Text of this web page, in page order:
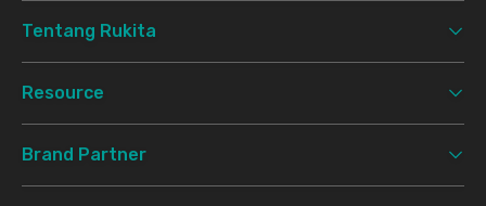
Tentang Rukita
Resource
Brand Partner